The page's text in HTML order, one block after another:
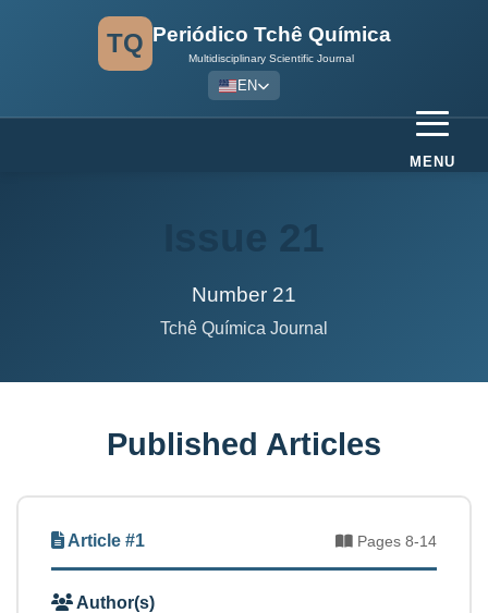
TQ Periódico Tchê Química
Multidisciplinary Scientific Journal
EN
MENU
Issue 21
Number 21
Tchê Química Journal
Published Articles
Article #1 Pages 8-14
Author(s)